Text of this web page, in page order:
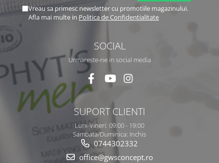
Vreau sa primesc newsletter cu promotiile magazinului.
Afla mai multe in Politica de Confidentialitate
SOCIAL
Urmareste-ne in social media
SUPORT CLIENTI
Luni-Vineri: 09:00 - 19:00
Sambata/Duminica: Inchis
0744302332
office@gwsconcept.ro